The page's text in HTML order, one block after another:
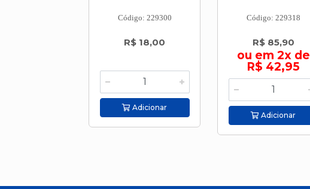
Código: 229300
R$ 18,00
Adicionar
Código: 229318
R$ 85,90
ou em 2x de
R$ 42,95
Adicionar